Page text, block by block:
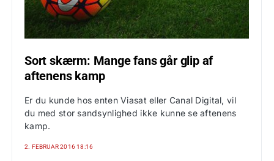
Sort skærm: Mange fans går glip af
aftenens kamp
Er du kunde hos enten Viasat eller Canal Digital, vil
du med stor sandsynlighed ikke kunne se aftenens
kamp.
2. FEBRUAR 2016 18:16